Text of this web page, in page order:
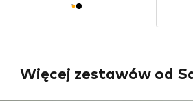
Więcej zestawów od